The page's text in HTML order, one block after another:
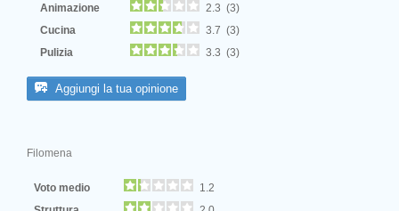
Animazione
2.3 (3)
Cucina
3.7 (3)
Pulizia
3.3 (3)
Aggiungi la tua opinione
Filomena
Voto medio
1.2